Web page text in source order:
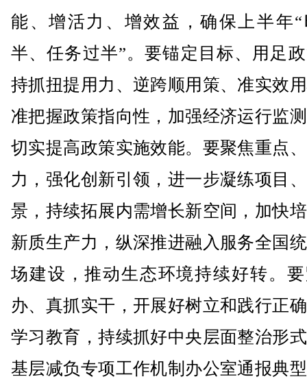
能、增活力、增效益，确保上半年
半、任务过半”。要锚定目标、用足
持抓扭提用力、逆跨顺用策、准实效
准把握政策指向性，加强经济运行监
切实提高政策实施效能。要聚焦重点
力，强化创新引领，进一步凝练项目
景，持续拓展内需增长新空间，加快
新质生产力，纵深推进融入服务全国
场建设，推动生态环境持续好转。
办、真抓实干，开展好树立和践行正
学习教育，持续抓好中央层面整治形
基层减负专项工作机制办公室通报典